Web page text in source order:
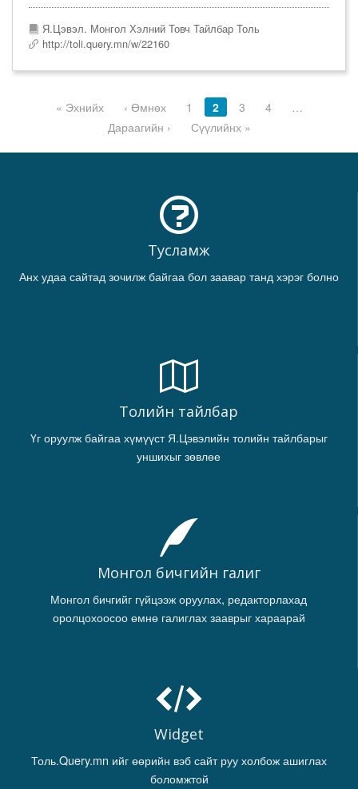
Я.Цэвэл. Монгол Хэлний Товч Тайлбар Толь
http://toli.query.mn/w/22160
« Эхнийх ‹ Өмнөх 1 2 3 4
…
Дараагийн ›
Сүүлийнх »
Тусламж
Анх удаа сайтад зочилж байгаа бол заавар танд хэрэг болно
Толийн тайлбар
Үг оруулж байгаа хүмүүст Я.Цэвэлийн толийн тайлбарыг
уншихыг зөвлөе
Монгол бичгийн галиг
Монгол бичгийг гүйцээж оруулах, редакторлахад
оролцохоосоо өмнө галиглах зааврыг хараарай
Widget
Толь.Query.mn ийг өөрийн вэб сайт руу холбож ашиглах
боломжтой